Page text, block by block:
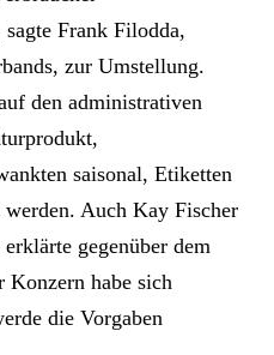
Frank Filodda,
zur Umstellung.
den administrativen
saisonal, Etiketten
werden. Auch Kay Fischer
gegenüber dem
Konzern habe sich
die Vorgaben